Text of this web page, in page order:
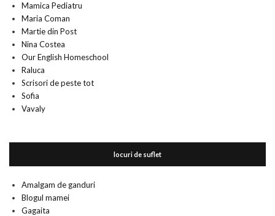
Mamica Pediatru
Maria Coman
Martie din Post
Nina Costea
Our English Homeschool
Raluca
Scrisori de peste tot
Sofia
Vavaly
locuri de suflet
Amalgam de ganduri
Blogul mamei
Gagaita